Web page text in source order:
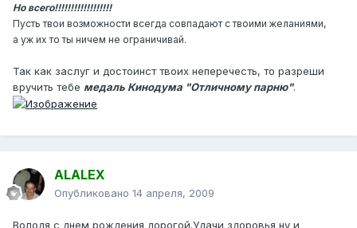
Но всего!!!!!!!!!!!!!!!!!!
Пусть твои возможности всегда совпадают с твоими желаниями,
а уж их то ты ничем не ограничивай.
Так как заслуг и достоинст твоих неперечесть, то разреши
вручить тебе медаль Кинодума "Отличному парню".
ALALEX
Опубликовано 14 апреля, 2009
Володя с днем рождения дорогой.Удачи здоровья ну и